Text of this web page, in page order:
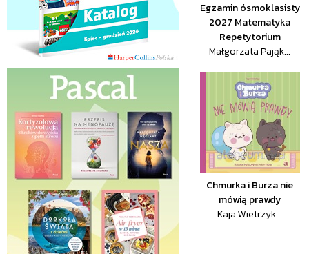
Egzamin ósmoklasisty
2027 Matematyka
Repetytorium
Małgorzata Pająk...
Chmurka i Burza nie
mówią prawdy
Kaja Wietrzyk...